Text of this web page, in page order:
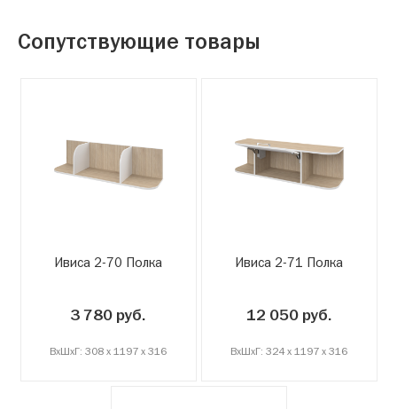
Сопутствующие товары
Ивиса 2-70 Полка
3 780 руб.
ВxШxГ: 308 x 1197 x 316
Ивиса 2-71 Полка
12 050 руб.
ВxШxГ: 324 x 1197 x 316